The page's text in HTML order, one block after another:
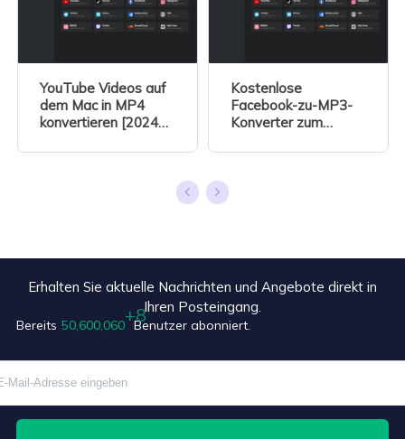
YouTube Videos auf
dem Mac in MP4
konvertieren [2024
Kostenlose
Facebook-zu-MP3-
Konverter zum
Facebook-Videos in
Erhalten Sie aktuelle Nachrichten und Angebote direkt in
Ihren Posteingang.
Bereits 50,600,068 Benutzer abonniert.